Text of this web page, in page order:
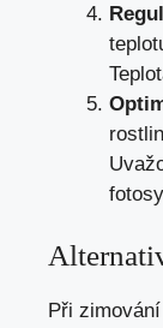
Při